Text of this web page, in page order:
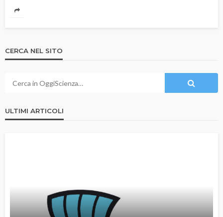
CERCA NEL SITO
ULTIMI ARTICOLI